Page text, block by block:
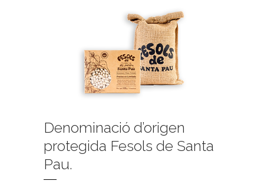
Denominació d’origen
protegida Fesols de Santa
Pau.